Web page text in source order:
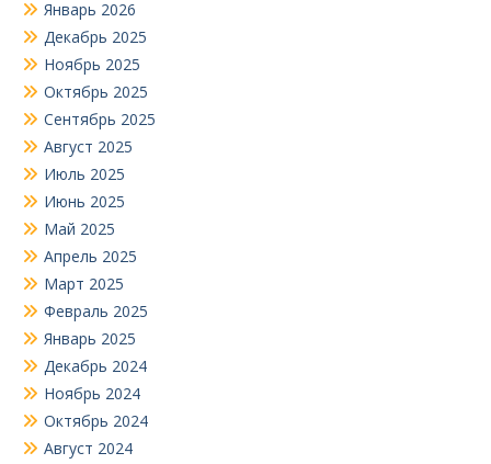
Январь 2026
Декабрь 2025
Ноябрь 2025
Октябрь 2025
Сентябрь 2025
Август 2025
Июль 2025
Июнь 2025
Май 2025
Апрель 2025
Март 2025
Февраль 2025
Январь 2025
Декабрь 2024
Ноябрь 2024
Октябрь 2024
Август 2024